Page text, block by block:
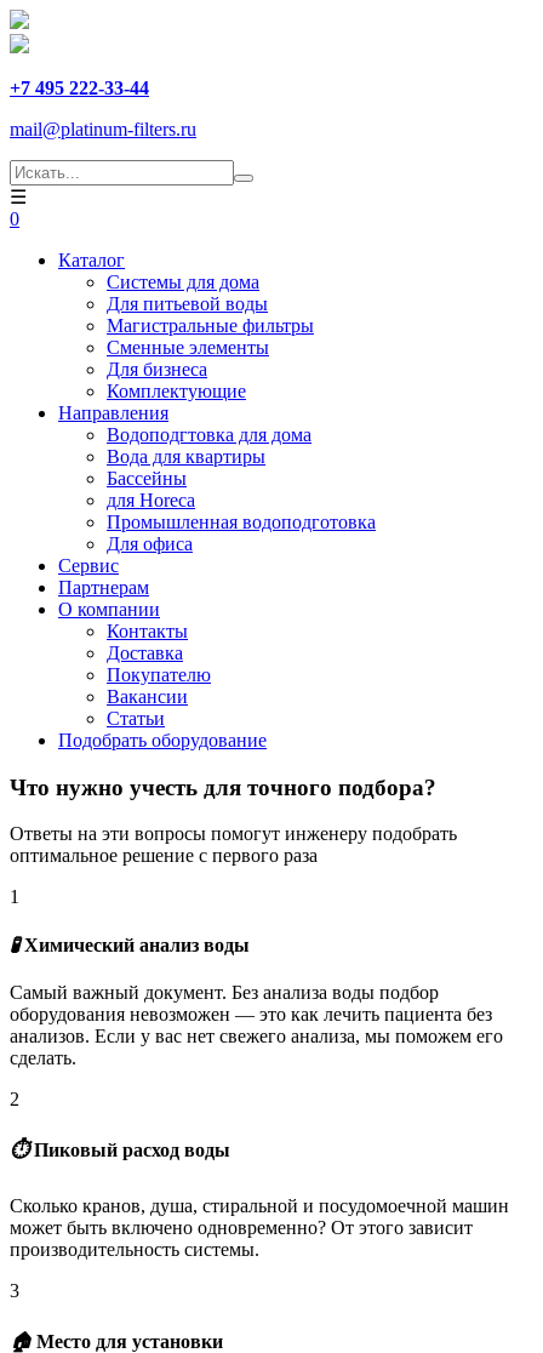
+7 495 222-33-44
mail@platinum-filters.ru
☰
0
Каталог
Системы для дома
Для питьевой воды
Магистральные фильтры
Сменные элементы
Для бизнеса
Комплектующие
Направления
Водоподгтовка для дома
Вода для квартиры
Бассейны
для Horeca
Промышленная водоподготовка
Для офиса
Сервис
Партнерам
О компании
Контакты
Доставка
Покупателю
Вакансии
Статьи
Подобрать оборудование
Что нужно учесть для точного подбора?
Ответы на эти вопросы помогут инженеру подобрать
оптимальное решение с первого раза
1
🧪Химический анализ воды
Самый важный документ. Без анализа воды подбор
оборудования невозможен — это как лечить пациента без
анализов. Если у вас нет свежего анализа, мы поможем его
сделать.
2
⏱️Пиковый расход воды
Сколько кранов, душа, стиральной и посудомоечной машин
может быть включено одновременно? От этого зависит
производительность системы.
3
🏠 Место для установки